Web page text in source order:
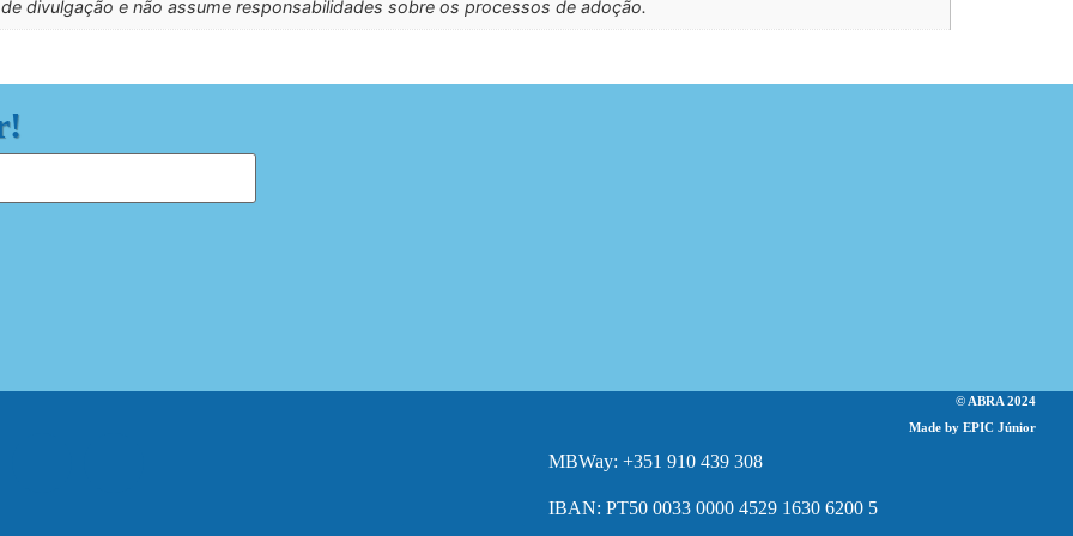
divulgação e não assume responsabilidades sobre os processos de adoção.
© ABRA 2024
Made by EPIC Júnior
MBWay: +351 910 439 308
IBAN: PT50 0033 0000 4529 1630 6200 5